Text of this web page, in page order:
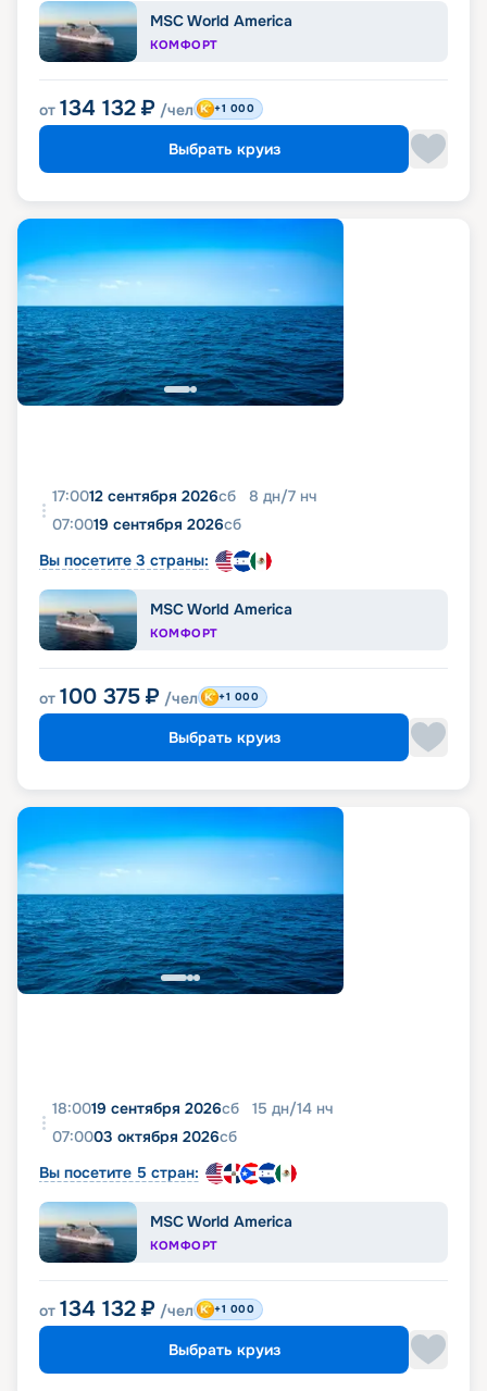
MSC World America
КОМФОРТ
от 134 132 ₽ /чел +1 000
Выбрать круиз
17:0012 сентября 2026сб 8 дн/7 нч
07:0019 сентября 2026сб
Вы посетите 3 страны:
MSC World America
КОМФОРТ
от 100 375 ₽ /чел +1 000
Выбрать круиз
18:0019 сентября 2026сб 15 дн/14 нч
07:0003 октября 2026сб
Вы посетите 5 стран:
MSC World America
КОМФОРТ
от 134 132 ₽ /чел +1 000
Выбрать круиз